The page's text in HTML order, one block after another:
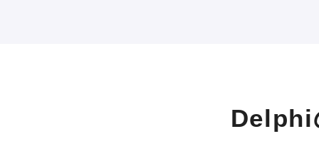
Delphi